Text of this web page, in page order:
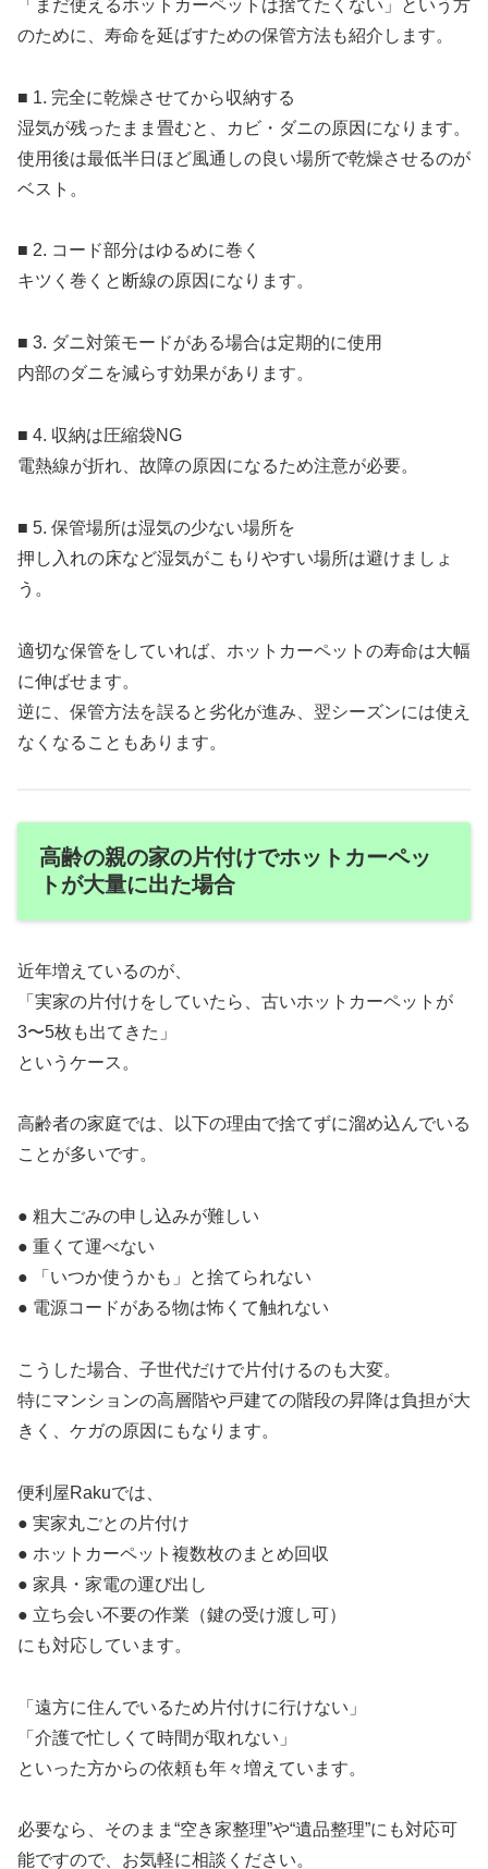
「まだ使えるホットカーペットは捨てたくない」という方
のために、寿命を延ばすための保管方法も紹介します。
■ 1. 完全に乾燥させてから収納する
湿気が残ったまま畳むと、カビ・ダニの原因になります。
使用後は最低半日ほど風通しの良い場所で乾燥させるのが
ベスト。
■ 2. コード部分はゆるめに巻く
キツく巻くと断線の原因になります。
■ 3. ダニ対策モードがある場合は定期的に使用
内部のダニを減らす効果があります。
■ 4. 収納は圧縮袋NG
電熱線が折れ、故障の原因になるため注意が必要。
■ 5. 保管場所は湿気の少ない場所を
押し入れの床など湿気がこもりやすい場所は避けましょ
う。
適切な保管をしていれば、ホットカーペットの寿命は大幅
に伸ばせます。
逆に、保管方法を誤ると劣化が進み、翌シーズンには使え
なくなることもあります。
高齢の親の家の片付けでホットカーペッ
トが大量に出た場合
近年増えているのが、
「実家の片付けをしていたら、古いホットカーペットが
3〜5枚も出てきた」
というケース。
高齢者の家庭では、以下の理由で捨てずに溜め込んでいる
ことが多いです。
● 粗大ごみの申し込みが難しい
● 重くて運べない
● 「いつか使うかも」と捨てられない
● 電源コードがある物は怖くて触れない
こうした場合、子世代だけで片付けるのも大変。
特にマンションの高層階や戸建ての階段の昇降は負担が大
きく、ケガの原因にもなります。
便利屋Rakuでは、
● 実家丸ごとの片付け
● ホットカーペット複数枚のまとめ回収
● 家具・家電の運び出し
● 立ち会い不要の作業（鍵の受け渡し可）
にも対応しています。
「遠方に住んでいるため片付けに行けない」
「介護で忙しくて時間が取れない」
といった方からの依頼も年々増えています。
必要なら、そのまま“空き家整理”や“遺品整理”にも対応可
能ですので、お気軽に相談ください。